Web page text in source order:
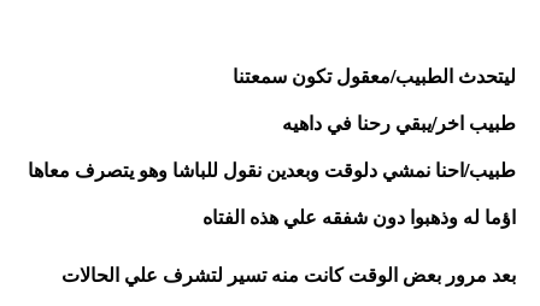
ليتحدث الطبيب/معقول تكون سمعتنا
طبيب اخر/يبقي رحنا في داهيه
طبيب/احنا نمشي دلوقت وبعدين نقول للباشا وهو يتصرف معاها
اؤما له وذهبوا دون شفقه علي هذه الفتاه